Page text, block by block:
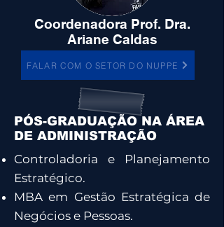
Coordenadora Prof. Dra.
Ariane Caldas
FALAR COM O SETOR DO NUPPE
PÓS-GRADUAÇÃO NA ÁREA
DE ADMINISTRAÇÃO
Controladoria e Planejamento
Estratégico.
MBA em Gestão Estratégica de
Negócios e Pessoas.